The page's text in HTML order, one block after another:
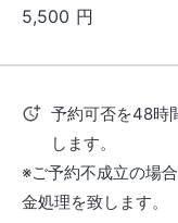
5,500 円
予約可否を48時
します。
※ご予約不成立の場
金処理を致します。